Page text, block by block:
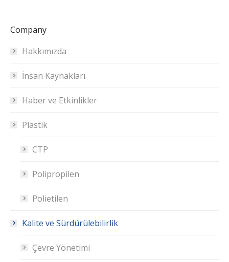
Company
Hakkımızda
İnsan Kaynakları
Haber ve Etkinlikler
Plastik
CTP
Polipropilen
Polietilen
Kalite ve Sürdürülebilirlik
Çevre Yönetimi